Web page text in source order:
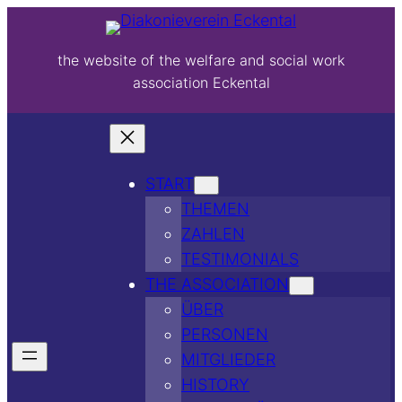
the website of the welfare and social work
association Eckental
START
THEMEN
ZAHLEN
TESTIMONIALS
THE ASSOCIATION
ÜBER
PERSONEN
MITGLIEDER
HISTORY